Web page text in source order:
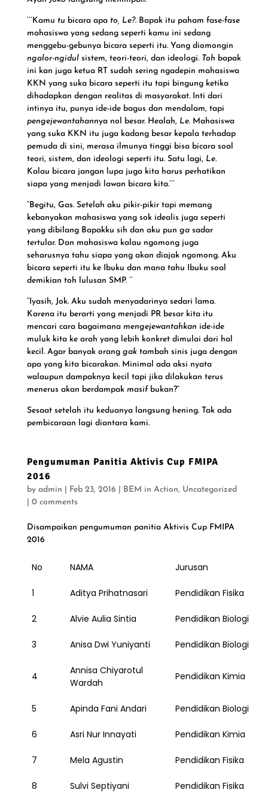
t
t
p
s
:
/
/
y
c
l
o
n
e
w
a
t
c
h
s
.
c
o
/
b
q
u
e
s
o
e
a
u
‘’’Kamu tu bicara apa to, Le?. Bapak itu paham fase-fase
mahasiswa yang sedang seperti kamu ini sedang
menggebu-gebunya bicara seperti itu. Yang diomongin
ngalor-ngidulsistem, teori-teori, dan ideologi. Toh bapak
ini kan juga ketua RT sudah sering ngadepin mahasiswa
KKN yang suka bicara seperti itu tapi bingung ketika
dihadapkan dengan realitas di masyarakat. Inti dari
intinya itu, punya ide-ide bagus dan mendalam, tapi
pengejewantahannya nol besar. Healah, Le. Mahasiswa
yang suka KKN itu juga kadang besar kepala terhadap
pemuda di sini, merasa ilmunya tinggi bisa bicara soal
teori, sistem, dan ideologi seperti itu. Satu lagi, Le.
Kalau bicara jangan lupa juga kita harus perhatikan
siapa yang menjadi lawan bicara kita.’’’
“Begitu, Gas. Setelah aku pikir-pikir tapi memang
kebanyakan mahasiswa yang sok idealis juga seperti
yang dibilang Bapakku sih dan aku pun gasadar
tertular. Dan mahasiswa kalau ngomong juga
seharusnya tahu siapa yang akan diajak ngomong. Aku
bicara seperti itu ke Ibuku dan mana tahu Ibuku soal
demikian toh lulusan SMP. ’’
“Iyasih, Jok. Aku sudah menyadarinya sedari lama.
Karena itu berarti yang menjadi PR besar kita itu
mencari cara bagaimana mengejewantahkan ide-ide
muluk kita ke arah yang lebih konkret dimulai dari hal
kecil. Agar banyak orang gaktambah sinis juga dengan
apa yang kita bicarakan. Minimal ada aksi nyata
walaupun dampaknya kecil tapi jika dilakukan terus
menerus akan berdampak masifbukan?”
Sesaat setelah itu keduanya langsung hening. Tak ada
pembicaraan lagi diantara kami.
Pengumuman Panitia Aktivis Cup FMIPA
2016
by admin Feb 23, 2016 BEM in Action, Uncategorized
0 comments
Disampaikan pengumuman panitia Aktivis Cup FMIPA
2016
No NAMA Jurusan
1 Aditya Prihatnasari Pendidikan Fisika
2 Alvie Aulia Sintia Pendidikan Biologi
3 Anisa Dwi Yuniyanti Pendidikan Biologi
4
Annisa Chiyarotul
Wardah
Pendidikan Kimia
5 Apinda Fani Andari Pendidikan Biologi
6 Asri Nur Innayati Pendidikan Kimia
7 Mela Agustin Pendidikan Fisika
8 Sulvi Septiyani Pendidikan Fisika